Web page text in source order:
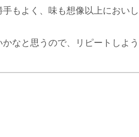
もよく、味も想像以上におい
なと思うので、リピートしよ